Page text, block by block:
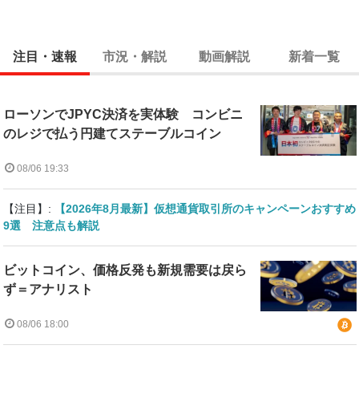
注目・速報 市況・解説 動画解説 新着一覧
ローソンでJPYC決済を実体験 コンビニ
のレジで払う円建てステーブルコイン
08/06 19:33
【注目】:
【2026年8月最新】仮想通貨取引所のキャンペーンおすすめ
9選 注意点も解説
ビットコイン、価格反発も新規需要は戻ら
ず＝アナリスト
08/06 18:00